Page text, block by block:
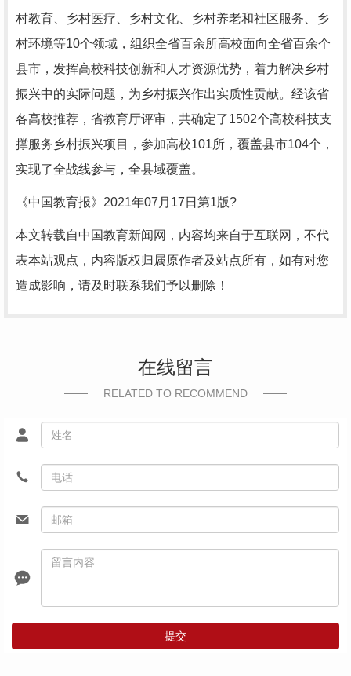
村教育、乡村医疗、乡村文化、乡村养老和社区服务、乡
村环境等10个领域，组织全省百余所高校面向全省百余个
县市，发挥高校科技创新和人才资源优势，着力解决乡村
振兴中的实际问题，为乡村振兴作出实质性贡献。经该省
各高校推荐，省教育厅评审，共确定了1502个高校科技支
撑服务乡村振兴项目，参加高校101所，覆盖县市104个，
实现了全战线参与，全县域覆盖。
《中国教育报》2021年07月17日第1版?
本文转载自中国教育新闻网，内容均来自于互联网，不代
表本站观点，内容版权归属原作者及站点所有，如有对您
造成影响，请及时联系我们予以删除！
在线留言
RELATED TO RECOMMEND
提交